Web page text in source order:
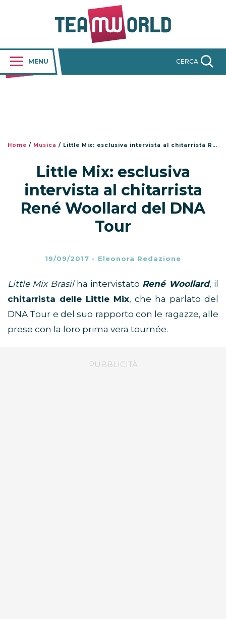
MENU CERCA
Home / Musica / Little Mix: esclusiva intervista al chitarrista René Woollard del DNA Tour
Little Mix: esclusiva
intervista al chitarrista
René Woollard del DNA
Tour
19/09/2017 - Eleonora Redazione
Little Mix Brasilha intervistato René Woollard, il
chitarrista delle Little Mix, che ha parlato del
DNA Tour e del suo rapporto con le ragazze, alle
prese con la loro prima vera tournée.